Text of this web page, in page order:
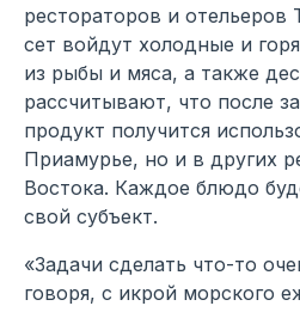
рестораторов и отельеров
сет войдут холодные и
из рыбы и мяса, а также
рассчитывают, что после
продукт получится
Приамурье, но и в других
Востока. Каждое блюдо
свой субъект.
«Задачи сделать что-то
говоря, с икрой морского